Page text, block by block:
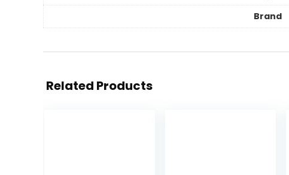
Brand
Related Products